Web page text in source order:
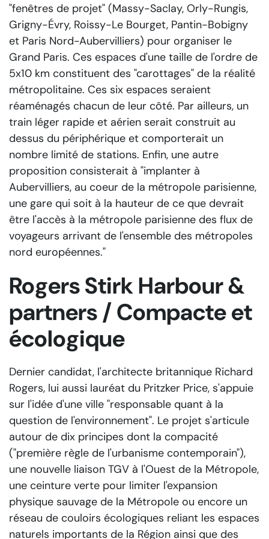
"fenêtres de projet" (Massy-Saclay, Orly-Rungis,
Grigny-Évry, Roissy-Le Bourget, Pantin-Bobigny
et Paris Nord-Aubervilliers) pour organiser le
Grand Paris. Ces espaces d'une taille de l'ordre de
5x10 km constituent des "carottages" de la réalité
métropolitaine. Ces six espaces seraient
réaménagés chacun de leur côté. Par ailleurs, un
train léger rapide et aérien serait construit au
dessus du périphérique et comporterait un
nombre limité de stations. Enfin, une autre
proposition consisterait à "implanter à
Aubervilliers, au coeur de la métropole parisienne,
une gare qui soit à la hauteur de ce que devrait
être l'accès à la métropole parisienne des flux de
voyageurs arrivant de l'ensemble des métropoles
nord européennes."
Rogers Stirk Harbour &
partners / Compacte et
écologique
Dernier candidat, l'architecte britannique Richard
Rogers, lui aussi lauréat du Pritzker Price, s'appuie
sur l'idée d'une ville "responsable quant à la
question de l'environnement". Le projet s'articule
autour de dix principes dont la compacité
("première règle de l'urbanisme contemporain"),
une nouvelle liaison TGV à l'Ouest de la Métropole,
une ceinture verte pour limiter l'expansion
physique sauvage de la Métropole ou encore un
réseau de couloirs écologiques reliant les espaces
naturels importants de la Région ainsi que des